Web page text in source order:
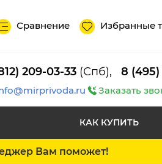
Сравнение Избранные
209-03-33 (Спб), 8 (495)
Заказать
КАК КУПИТЬ
Вам поможет!